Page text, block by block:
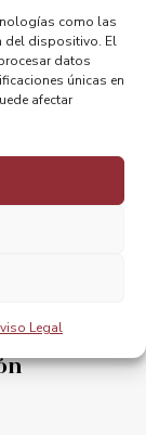
como las
del dispositivo. El
datos
únicas en
afectar
Legal
San Silvestre, urteko azken lasterketa